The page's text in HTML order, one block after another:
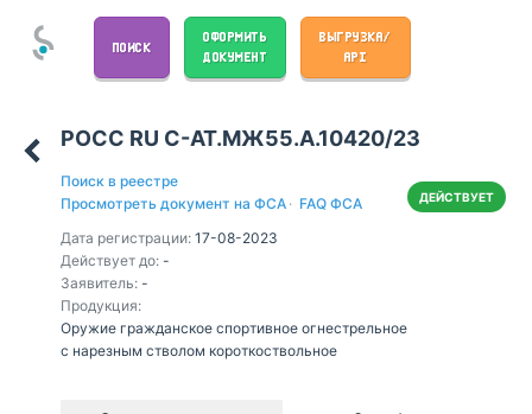
ПОИСК
ОФОРМИТЬ
ДОКУМЕНТ
ВЫГРУЗКА/
API
РОСС RU С-AT.МЖ55.А.10420/23
Поиск в реестре
Просмотреть документ на ФСА · FAQ ФСА
Дата регистрации: 17-08-2023
Действует до: -
Заявитель: -
Продукция:
Оружие гражданское спортивное огнестрельное
с нарезным стволом короткоствольное
ДЕЙСТВУЕТ